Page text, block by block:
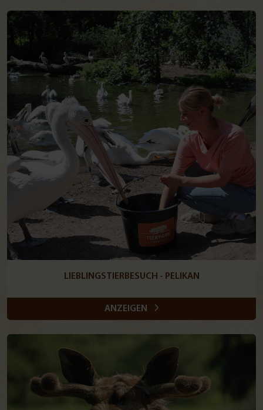
LIEBLINGSTIERBESUCH - PELIKAN
ANZEIGEN